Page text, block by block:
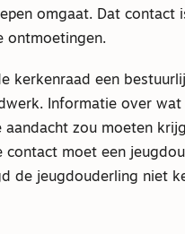
omgaat. Dat contact
ontmoetingen.
kerkenraad een
Informatie over
zou moeten
contact moet een
de jeugdouderling niet